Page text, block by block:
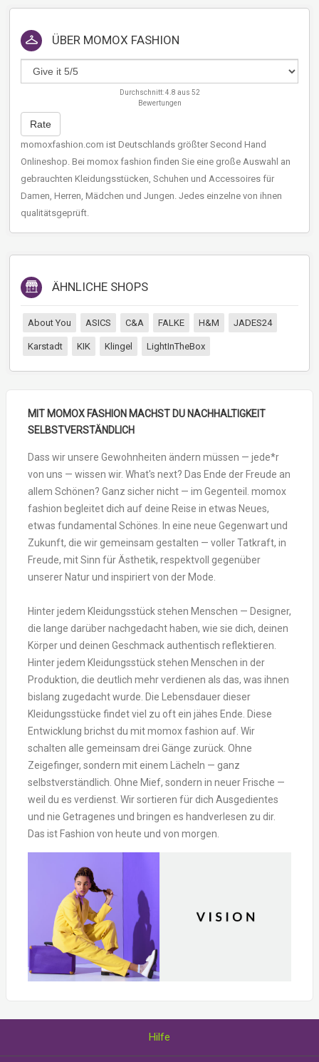
ÜBER MOMOX FASHION
Durchschnitt:4.8 aus 52
Bewertungen
Rate
momoxfashion.com ist Deutschlands größter Second Hand
Onlineshop. Bei momox fashion finden Sie eine große Auswahl an
gebrauchten Kleidungsstücken, Schuhen und Accessoires für
Damen, Herren, Mädchen und Jungen. Jedes einzelne von ihnen
qualitätsgeprüft.
ÄHNLICHE SHOPS
About You ASICS C&A FALKE H&M JADES24
Karstadt KIK Klingel LightInTheBox
MIT MOMOX FASHION MACHST DU NACHHALTIGKEIT
SELBSTVERSTÄNDLICH
Dass wir unsere Gewohnheiten ändern müssen — jede*r
von uns — wissen wir. What's next? Das Ende der Freude an
allem Schönen? Ganz sicher nicht — im Gegenteil. momox
fashion begleitet dich auf deine Reise in etwas Neues,
etwas fundamental Schönes. In eine neue Gegenwart und
Zukunft, die wir gemeinsam gestalten — voller Tatkraft, in
Freude, mit Sinn für Ästhetik, respektvoll gegenüber
unserer Natur und inspiriert von der Mode.
Hinter jedem Kleidungsstück stehen Menschen — Designer,
die lange darüber nachgedacht haben, wie sie dich, deinen
Körper und deinen Geschmack authentisch reflektieren.
Hinter jedem Kleidungsstück stehen Menschen in der
Produktion, die deutlich mehr verdienen als das, was ihnen
bislang zugedacht wurde. Die Lebensdauer dieser
Kleidungsstücke findet viel zu oft ein jähes Ende. Diese
Entwicklung brichst du mit momox fashion auf. Wir
schalten alle gemeinsam drei Gänge zurück. Ohne
Zeigefinger, sondern mit einem Lächeln — ganz
selbstverständlich. Ohne Mief, sondern in neuer Frische —
weil du es verdienst. Wir sortieren für dich Ausgedientes
und nie Getragenes und bringen es handverlesen zu dir.
Das ist Fashion von heute und von morgen.
Hilfe